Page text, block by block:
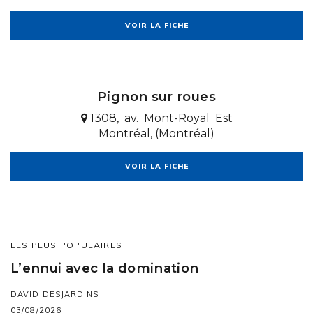
VOIR LA FICHE
Pignon sur roues
1308, av. Mont-Royal Est
Montréal, (Montréal)
VOIR LA FICHE
LES PLUS POPULAIRES
L’ennui avec la domination
DAVID DESJARDINS
03/08/2026